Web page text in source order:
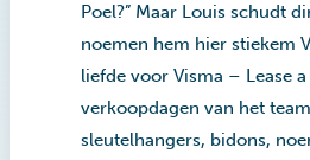
Poel?” Maar Louis schudt
noemen hem hier stiekem
liefde voor Visma – Lease
verkoopdagen van het
sleutelhangers, bidons,